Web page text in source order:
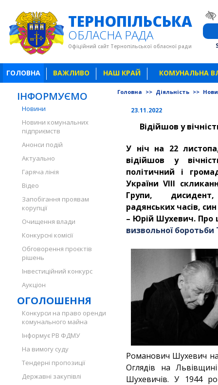
ТЕРНОПІЛЬСЬКА
ОБЛАСНА РАДА
Офіційний сайт Тернопільської обласної ради
ГОЛОВНА ВАЖЛИВО НАШ КРАЙ КОМУНАЛЬНА
ІНФОРМУЄМО
Новини
Новини комунальних
підприємств
Анонси подій
Актуально
Гаряча лінія
Відео
Запобігання проявам
корупції
Очищення влади
Конкурсні комісії
Обговорення проєктів
рішень
Інвестиційний конкурс
Аукціон
ОГОЛОШЕННЯ
Конкурси на право оренди
комунального майна
Інформує РВ ФДМУ
На вимогу суду
Тендерні пропозиції
Державні закупівлі
Головна >> Діяльність >>
23.11.2022
Відійшов у
У ніч на 22
відійшов у
політичний і
України VIII
Групи, дисидент,
радянських часів,
– Юрій Шухевич. Про
визвольної
Романович Шухевич
Оглядів на
Шухевичів. У 1944